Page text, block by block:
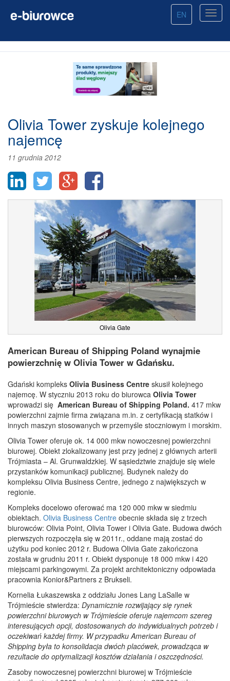
EN
Olivia Tower zyskuje kolejnego
najemcę
11 grudnia 2012
Olivia Gate
American Bureau of Shipping Poland wynajmie
powierzchnię w Olivia Tower w Gdańsku.
Gdański kompleks Olivia Business Centre skusił kolejnego
najemcę. W styczniu 2013 roku do biurowca Olivia Tower
wprowadzi się American Bureau of Shipping Poland. 417 mkw
powierzchni zajmie firma związana m.in. z certyfikacją statków i
innych maszyn stosowanych w przemyśle stoczniowym i morskim.
Olivia Tower oferuje ok. 14 000 mkw nowoczesnej powierzchni
biurowej. Obiekt zlokalizowany jest przy jednej z głównych arterii
Trójmiasta – Al. Grunwaldzkiej. W sąsiedztwie znajduje się wiele
przystanków komunikacji publicznej. Budynek należy do
kompleksu Olivia Business Centre, jednego z największych w
regionie.
Kompleks docelowo oferować ma 120 000 mkw w siedmiu
obiektach. Olivia Business Centre obecnie składa się z trzech
biurowców: Olivia Point, Olivia Tower i Olivia Gate. Budowa dwóch
pierwszych rozpoczęła się w 2011r., oddane mają zostać do
użytku pod koniec 2012 r. Budowa Olivia Gate zakończona
została w grudniu 2011 r. Obiekt dysponuje 18 000 mkw i 420
miejscami parkingowymi. Za projekt architektoniczny odpowiada
pracownia Konior&Partners z Brukseli.
Kornelia Łukaszewska z oddziału Jones Lang LaSalle w
Trójmieście stwierdza: Dynamicznie rozwijający się rynek
powierzchni biurowych w Trójmieście oferuje najemcom szereg
interesujących opcji, dostosowanych do indywidualnych potrzeb i
oczekiwań każdej firmy. W przypadku American Bureau of
Shipping była to konsolidacja dwóch placówek, prowadząca w
rezultacie do optymalizacji kosztów działania i oszczędności.
Zasoby nowoczesnej powierzchni biurowej w Trójmieście